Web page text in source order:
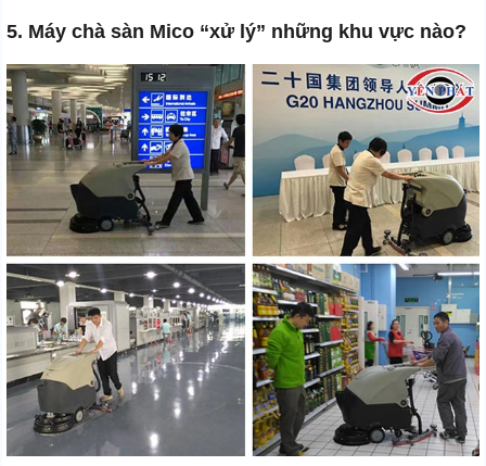
5. Máy chà sàn Mico “xử lý” những khu vực nào?